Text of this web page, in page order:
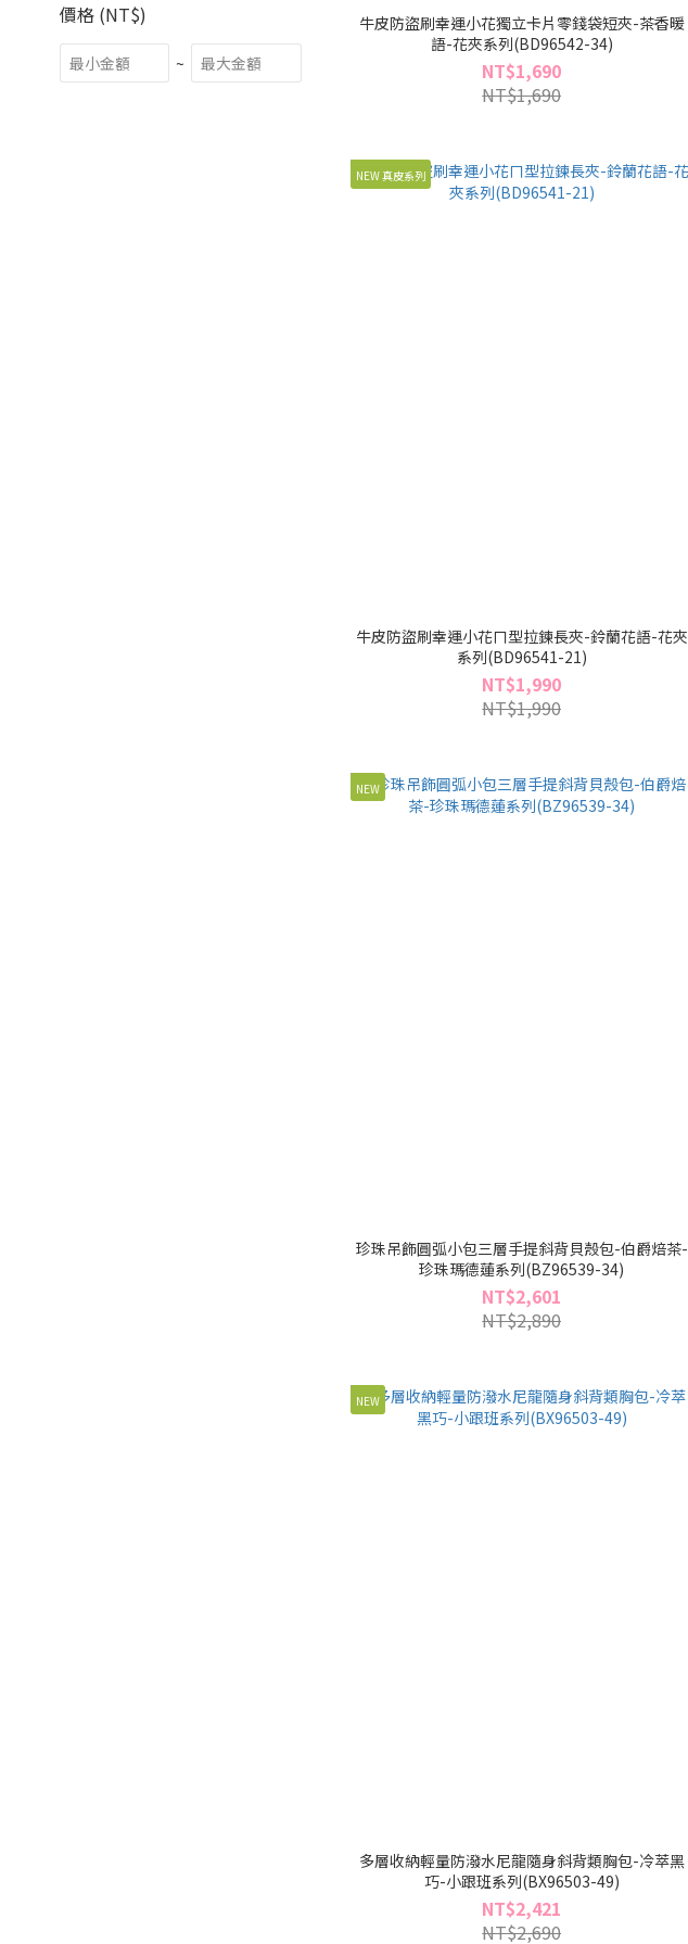
價格 (NT$)
~
牛皮防盜刷幸運小花獨立卡片零錢袋短夾-茶香暖
語-花夾系列(BD96542-34)
NT$1,690
NT$1,690
NEW 真皮系列
牛皮防盜刷幸運小花ㄇ型拉鍊長夾-鈴蘭花語-花夾
系列(BD96541-21)
NT$1,990
NT$1,990
NEW
珍珠吊飾圓弧小包三層手提斜背貝殼包-伯爵焙茶-
珍珠瑪德蓮系列(BZ96539-34)
NT$2,601
NT$2,890
NEW
多層收納輕量防潑水尼龍隨身斜背類胸包-冷萃黑
巧-小跟班系列(BX96503-49)
NT$2,421
NT$2,690